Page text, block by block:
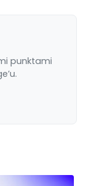
punktami